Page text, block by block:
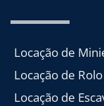
Locação de
Locação de
Locação de